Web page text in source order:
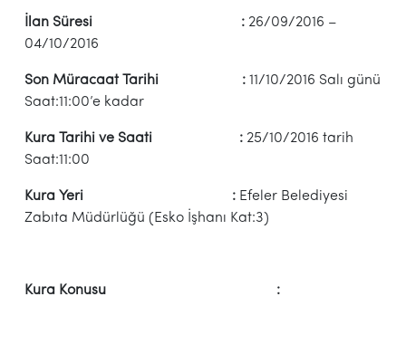
İlan Süresi : 26/09/2016 –
04/10/2016
Son Müracaat Tarihi : 11/10/2016 Salı günü
Saat:11:00’e kadar
Kura Tarihi ve Saati : 25/10/2016 tarih
Saat:11:00
Kura Yeri : Efeler Belediyesi
Zabıta Müdürlüğü (Esko İşhanı Kat:3)
Kura Konusu :